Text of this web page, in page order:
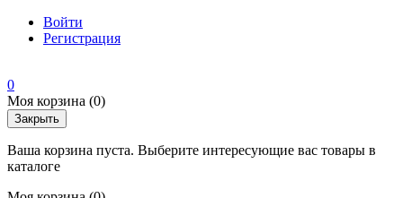
Войти
Регистрация
0
Моя корзина (0)
Закрыть
Ваша корзина пуста. Выберите интересующие вас товары в
каталоге